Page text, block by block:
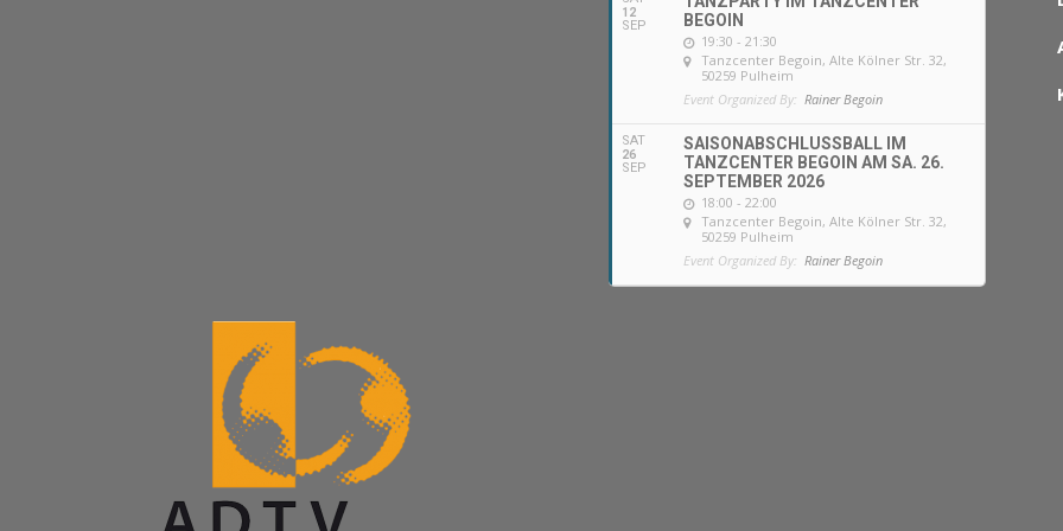
12
SEP
BEGOIN
19:30 - 21:30
Tanzcenter Begoin, Alte Kölner Str. 32,
50259 Pulheim
Event Organized By: Rainer Begoin
SAT
26
SEP
SAISONABSCHLUSSBALL IM
TANZCENTER BEGOIN AM SA. 26.
SEPTEMBER 2026
18:00 - 22:00
Tanzcenter Begoin, Alte Kölner Str. 32,
50259 Pulheim
Event Organized By: Rainer Begoin